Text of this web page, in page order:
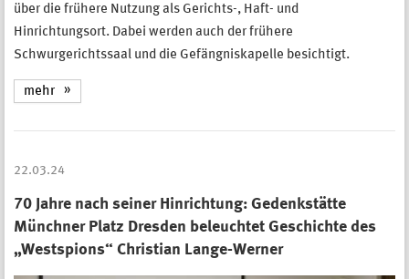
über die frühere Nutzung als Gerichts-, Haft- und
Hinrichtungsort. Dabei werden auch der frühere
Schwurgerichtssaal und die Gefängniskapelle besichtigt.
mehr
22.03.24
70 Jahre nach seiner Hinrichtung: Gedenkstätte
Münchner Platz Dresden beleuchtet Geschichte des
„Westspions“ Christian Lange-Werner